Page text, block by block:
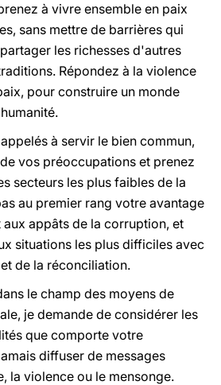
à vivre ensemble en paix
sans mettre de barrières qui
les richesses d'autres
Répondez à la violence
pour construire un monde
à servir le bien commun,
vos préoccupations et prenez
secteurs les plus faibles de la
au premier rang votre avantage
appâts de la corruption, et
situations les plus difficiles avec
de la réconciliation.
le champ des moyens de
je demande de considérer les
que comporte votre
diffuser de messages
la violence ou le mensonge.